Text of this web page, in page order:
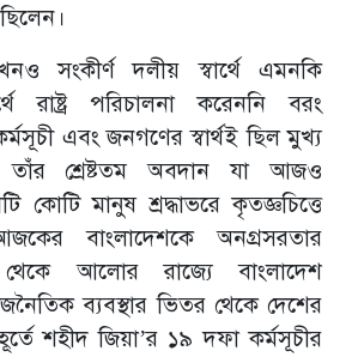
সংকীর্ণ দলীয় স্বার্থে এমনকি
রাষ্ট্র পরিচালনা করেননি বরং
এবং জনগণের স্বার্থই ছিল মুখ্য
তাঁর শ্রেষ্টতম অবদান যা আজও
কোটি মানুষ শ্রদ্ধাভরে কৃতজ্ঞচিত্তে
বাংলাদেশকে অনগ্রসরতার
আলোর রাজ্যে বাংলাদেশ
ব্যবস্থার ভিতর থেকে দেশের
শহীদ জিয়া’র ১৯ দফা কর্মসূচীর